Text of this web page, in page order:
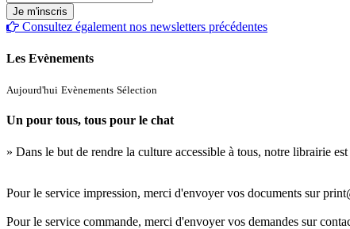
Consultez également nos newsletters précédentes
Les Evènements
Aujourd'hui Evènements Sélection
Un pour tous, tous pour le chat
» Dans le but de rendre la culture accessible à tous, notre librairie
Pour le service impression, merci d'envoyer vos documents sur
Pour le service commande, merci d'envoyer vos demandes sur